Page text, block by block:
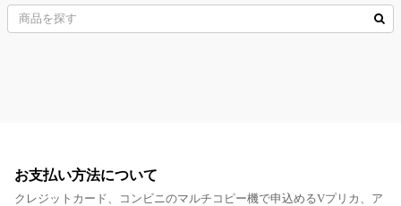
お支払い方法について
クレジットカード、コンビニのマルチコピー機で申込めるVプリカ、ア